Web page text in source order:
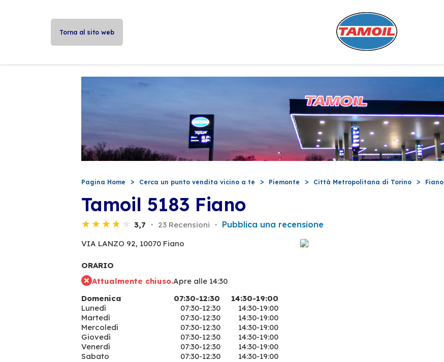
Torna al sito web
Pagina Home Cerca un punto vendita vicino a te Piemonte Città Metropolitana di Torino Fiano
Tamoil 5183 Fiano
3,7 23 Recensioni Pubblica una recensione
VIA LANZO 92, 10070 Fiano
ORARIO
Attualmente chiuso.Apre alle 14:30
Domenica
07:30-12:30
14:30-19:00
Lunedì
07:30-12:30
14:30-19:00
Martedì
07:30-12:30
14:30-19:00
Mercoledì
07:30-12:30
14:30-19:00
Giovedì
07:30-12:30
14:30-19:00
Venerdì
07:30-12:30
14:30-19:00
Sabato
07:30-12:30 14:30-19:00